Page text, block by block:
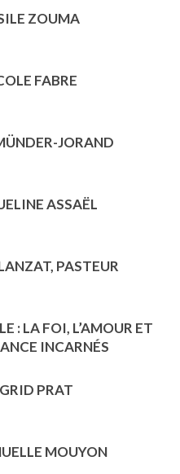
ZOUMA
FABRE
JORAND
ASSAËL
PASTEUR
: LA FOI, L’AMOUR ET
INCARNÉS
PRAT
MOUYON